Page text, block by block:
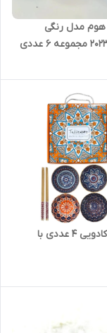
هوم مدل رنگی
سرامیکی 2023 مجموعه 6 عددی
پک کاسه کادویی ۴ عددی با